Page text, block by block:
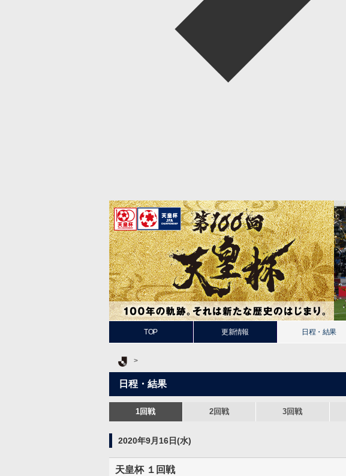
TOP 更新情報 日程・結果
Ｊリーグ TOP
日程・結果
1回戦 2回戦 3回戦
2020年9月16日(水)
天皇杯 １回戦